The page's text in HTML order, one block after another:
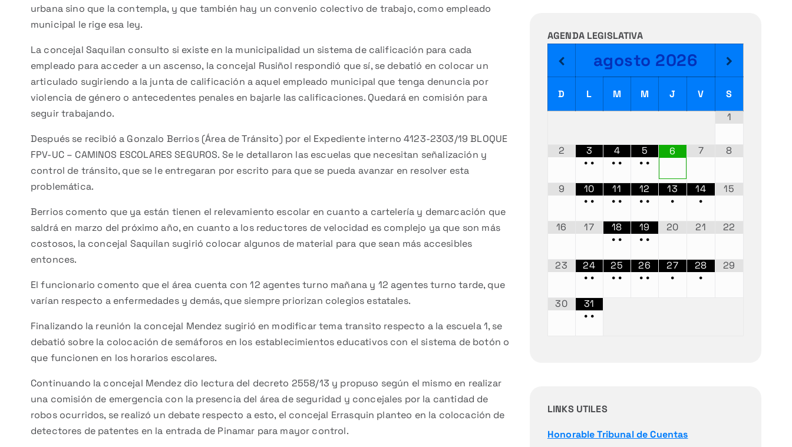
urbana sino que la contempla, y que también hay un convenio colectivo de trabajo, como empleado
municipal le rige esa ley.
La concejal Saquilan consulto si existe en la municipalidad un sistema de calificación para cada
empleado para acceder a un ascenso, la concejal Rusiñol respondió que sí, se debatió en colocar un
articulado sugiriendo a la junta de calificación a aquel empleado municipal que tenga denuncia por
violencia de género o antecedentes penales en bajarle las calificaciones. Quedará en comisión para
seguir trabajando.
Después se recibió a Gonzalo Berrios (Área de Tránsito) por el Expediente interno 4123-2303/19 BLOQUE
FPV-UC – CAMINOS ESCOLARES SEGUROS. Se le detallaron las escuelas que necesitan señalización y
control de tránsito, que se le entregaran por escrito para que se pueda avanzar en resolver esta
problemática.
Berrios comento que ya están tienen el relevamiento escolar en cuanto a cartelería y demarcación que
saldrá en marzo del próximo año, en cuanto a los reductores de velocidad es complejo ya que son más
costosos, la concejal Saquilan sugirió colocar algunos de material para que sean más accesibles
entonces.
El funcionario comento que el área cuenta con 12 agentes turno mañana y 12 agentes turno tarde, que
varían respecto a enfermedades y demás, que siempre priorizan colegios estatales.
Finalizando la reunión la concejal Mendez sugirió en modificar tema transito respecto a la escuela 1, se
debatió sobre la colocación de semáforos en los establecimientos educativos con el sistema de botón o
que funcionen en los horarios escolares.
Continuando la concejal Mendez dio lectura del decreto 2558/13 y propuso según el mismo en realizar
una comisión de emergencia con la presencia del área de seguridad y concejales por la cantidad de
robos ocurridos, se realizó un debate respecto a esto, el concejal Errasquin planteo en la colocación de
detectores de patentes en la entrada de Pinamar para mayor control.
AGENDA LEGISLATIVA
agosto 2026
D L M M J V
S
1
2
3
• •
4
• •
5
• •
6 7 8
9
10
• •
11
• •
12
• •
13
•
14
•
15
16 17
18
• •
19
• •
20 21 22
23
24
• •
25
• •
26
• •
27
•
28
•
29
30
31
• •
LINKS UTILES
Honorable Tribunal de Cuentas